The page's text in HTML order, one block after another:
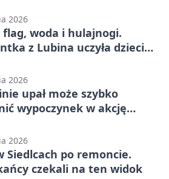
2026
flag, woda i hulajnogi.
z Lubina uczyła dzieci
2026
upał może szybko
wypoczynek w akcję
2026
Siedlcach po remoncie.
czekali na ten widok